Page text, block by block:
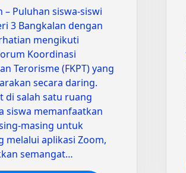
– Puluhan siswa-siswi
3 Bangkalan dengan
mengikuti
Koordinasi
Terorisme (FKPT) yang
secara daring.
di salah satu ruang
siswa memanfaatkan
masing untuk
melalui aplikasi Zoom,
semangat…